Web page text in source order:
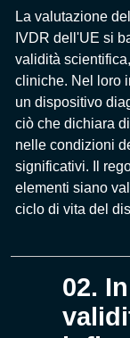
La valutazione
IVDR dell'UE si
validità
cliniche. Nel loro
un dispositivo
ciò che dichiara
nelle condizioni
significativi. Il
elementi siano
ciclo di vita del
02.